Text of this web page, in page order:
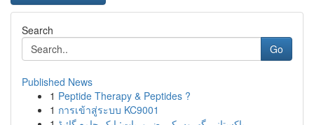
Search
Go
Published News
1 Peptide Therapy & Peptides ?
1 การเข้าสู่ระบบ KC9001